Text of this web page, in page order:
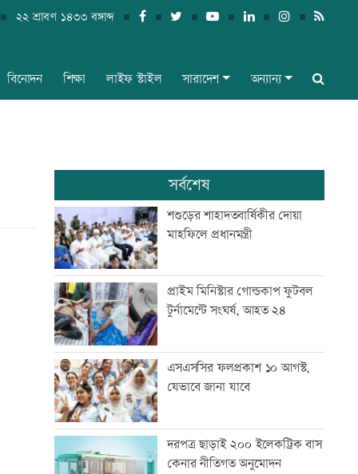
২২ শ্রাবণ ১৪৩৩ বঙ্গাব্দ
বিনোদন শিক্ষা লাইফ স্টাইল সারাদেশ অন্যান্য
সর্বশেষ
শশুড়ের শাহাদতবার্ষিকীর দোয়া
মাহফিলে প্রধানমন্ত্রী
প্রাইম মিনিস্টার গোল্ডকাপ ফুটবল
টুর্নামেন্টে সংঘর্ষ, আহত ২৪
এসএসসির ফলপ্রকাশ ১০ আগস্ট,
যেভাবে জানা যাবে
দরপত্র ছাড়াই ২০০ ইলেকট্রিক বাস
কেনার নীতিগত অনুমোদন